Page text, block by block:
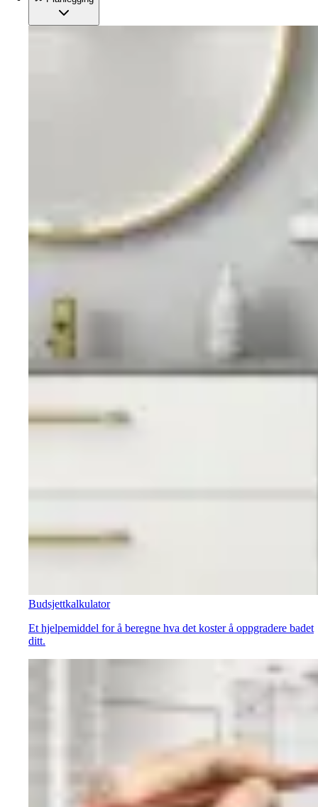
Budsjettkalkulator
Et hjelpemiddel for å beregne hva det koster å oppgradere badet
ditt.